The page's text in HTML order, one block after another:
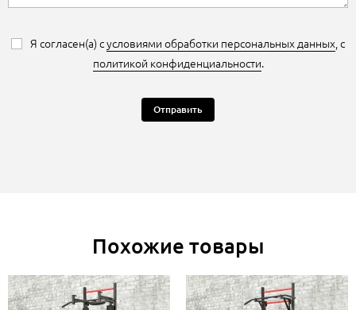
Я согласен(а) сусловиями обработки персональных данных , с
политикой конфиденциальности.
Отправить
Похожие товары